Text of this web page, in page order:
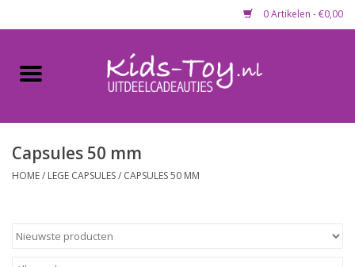
0 Artikelen - €0,00
Home
Gevulde capsules & mixen
Maandaanbieding
Capsules 50 mm
HOME/ LEGE CAPSULES/ CAPSULES 50 MM